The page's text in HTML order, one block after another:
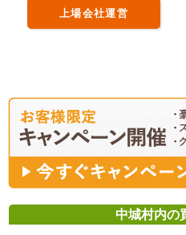
上場会社運営
中城村内の